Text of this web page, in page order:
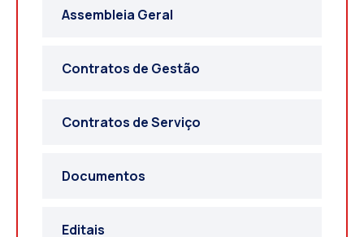
Assembleia Geral
Contratos de Gestão
Contratos de Serviço
Documentos
Editais